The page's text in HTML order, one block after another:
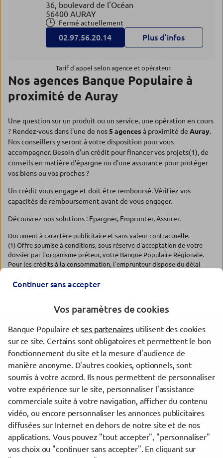
36, boulevard de l'Océan
56400 AURAY
Fermé actuellement
02.97.56.20.14 Plus d’infos
Tarif d'appel selon agence et opérateur.
Nos agences Banque Populaire à
proximité de Auray
Une question sur un produit ou un service, une opération en cours
? Rendez-vous dans l'une de nos5 agencesà proximité de Auray.
Nos conseillers y seront à votre disposition pour vous
accompagner. Besoin d'un crédit pour financer vos projets(1), de
conseils en matière d'épargne ou d'une assurance pour protéger
vos biens ou vos proches ?
Un crédit vous engage et doit être remboursé. Vérifiez vos
capacités de remboursement avant de vous engager.
Découvrez nos solutions : Epargner, Emprunter,Assurer.
Document à caractère publicitaire et sans valeur contractuelle.
(1) Offre soumise à conditions, sous réserve d'acceptation de votre
dossier par l'organisme prêteur, votre Banque Populaire Régionale.
Pour les crédits à la consommation, l'emprunteur dispose du délai
dispose d'un délai de réflexion de dix jours avant d'accepter l'offre de
Les agences Banque Populaire dans les villes à proximité
Vannes
Lanester
Lorient
Trouver une agence Banque Populaire
Morbihan
Auray
Continuer sans accepter
Vos paramètres de cookies
Banque Populaire etses partenaires utilisent des cookies
sur ce site. Certains sont obligatoires et permettent le bon
fonctionnement du site et la mesure d'audience de
manière anonyme. D'autres cookies, optionnels, sont
soumis à votre accord. Ils nous permettent de personnaliser
votre expérience sur le site, personnaliser l'assistance
commerciale suite à votre navigation, afficher du contenu
vidéo, ou encore personnaliser les annonces publicitaires
diffusées sur Internet en dehors de notre site et de nos
applications. Vous pouvez "tout accepter", "personnaliser"
vos choix ou "continuer sans accepter". En cliquant sur